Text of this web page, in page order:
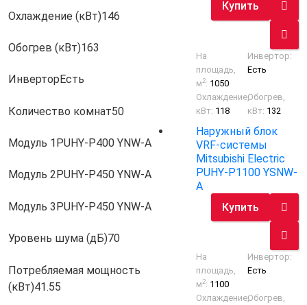
Охлаждение (кВт)146
Обогрев (кВт)163
Инвертор Есть
Количество комнат50
Модуль 1PUHY-P400 YNW-A
Модуль 2 PUHY-P450 YNW-A
Модуль 3PUHY-P450 YNW-A
Уровень шума (дБ)70
Потребляемая мощность
(кВт)41.55
Купить
На
площадь,
м2: 1050
Инвертор:
Есть
Охлаждение,
кВт: 118
Обогрев,
кВт: 132
Наружный блок
VRF-системы
Mitsubishi Electric
PUHY-P1100 YSNW-
A
Купить
На
площадь,
м2: 1100
Инвертор:
Есть
Охлаждение,Обогрев,